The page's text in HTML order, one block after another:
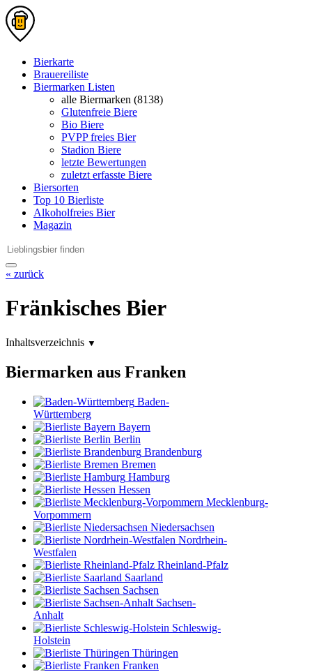
Bierkarte
Brauereiliste
Biermarken Listen
alle Biermarken (8138)
Glutenfreie Biere
Bio Biere
PVPP freies Bier
Stadion Biere
letzte Bewertungen
zuletzt erfasste Biere
Biersorten
Top 10 Bierliste
Alkoholfreies Bier
Magazin
« zurück
Fränkisches Bier
Inhaltsverzeichnis ▼
Biermarken aus Franken
Baden-
Württemberg
Bayern
Berlin
Brandenburg
Bremen
Hamburg
Hessen
Mecklenburg-
Vorpommern
Niedersachsen
Nordrhein-
Westfalen
Rheinland-Pfalz
Saarland
Sachsen
Sachsen-
Anhalt
Schleswig-
Holstein
Thüringen
Franken